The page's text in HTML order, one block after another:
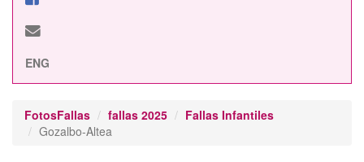
ENG
FotosFallas fallas 2025
Fallas Infantiles
Gozalbo-Altea